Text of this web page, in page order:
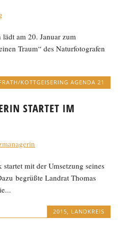
am 20. Januar zum
Traum“ des Naturfotografen
KOTTGEISERING AGENDA 21
STARTET IM
mit der Umsetzung seines
begrüßte Landrat Thomas
2015, LANDKREIS